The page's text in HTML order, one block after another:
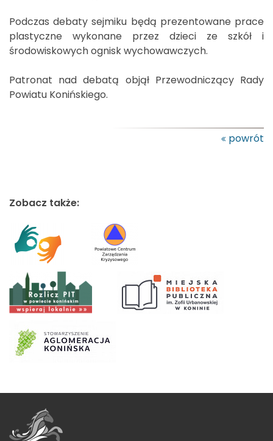
Podczas debaty sejmiku będą prezentowane prace
plastyczne wykonane przez dzieci ze szkół i
środowiskowych ognisk wychowawczych.
Patronat nad debatą objął Przewodniczący Rady
Powiatu Konińskiego.
powrót
Zobacz także: